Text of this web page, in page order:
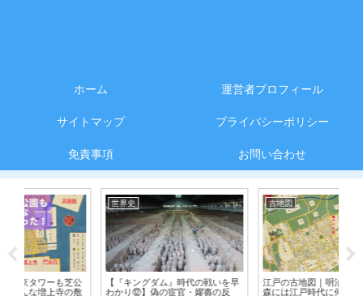
ホーム 運営者プロフィール
サイトマップ プライバシーポリシー
免責事項 お問い合わせ
世界史
【『キングダム』時代の戦いを早
わかり⑫】偽の宦官・嫪毐の反
古地図
江戸の古地図｜明治神宮の広大な
森には江戸時代に何があった？